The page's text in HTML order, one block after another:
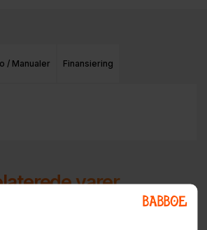
/ Manualer Finansiering
varer